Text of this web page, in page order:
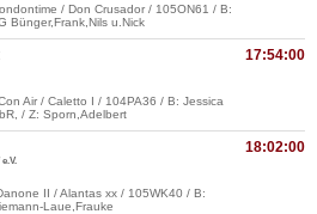
/ Don Crusador / 105ON61 / B:
Bünger,Frank,Nils u.Nick
17:54:00
Air / Caletto I / 104PA36 / B: Jessica
/ Z: Sporn,Adelbert
18:02:00
II / Alantas xx / 105WK40 / B:
Laue,Frauke